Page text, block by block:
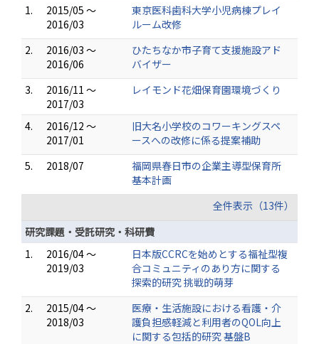
1.
2015/05 ～
2016/03
東京医科歯科大学小児病棟プレイ
ルーム改修
2.
2016/03 ～
2016/06
ひたちなか市子育て支援施設アド
バイザー
3.
2016/11 ～
2017/03
レイモンド花畑保育園環境づくり
4.
2016/12 ～
2017/01
旧大名小学校のコワーキングスペ
ースへの改修に係る提案補助
5.
2018/07
福岡県春日市の企業主導型保育所
基本計画
全件表示（13件）
研究課題・受託研究・科研費
1.
2016/04 ～
2019/03
日本版CCRCを始めとする福祉型複
合コミュニティのあり方に関する
探索的研究 挑戦的萌芽
2.
2015/04 ～
2018/03
医療・生活施設における看護・介
護負担感軽減と利用者のQOL向上
に関する包括的研究 基盤B